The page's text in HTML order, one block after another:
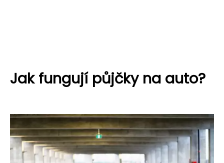
Jak fungují půjčky na auto?